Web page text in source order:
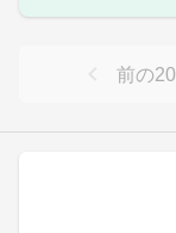
前の20